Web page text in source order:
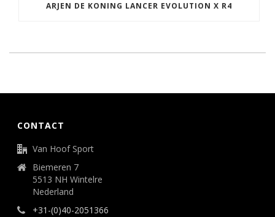
ARJEN DE KONING LANCER EVOLUTION X R4
CONTACT
Van Hoof Sport
Biemeren 7
5513 NH Wintelre
Nederland
+31-(0)40-2051366